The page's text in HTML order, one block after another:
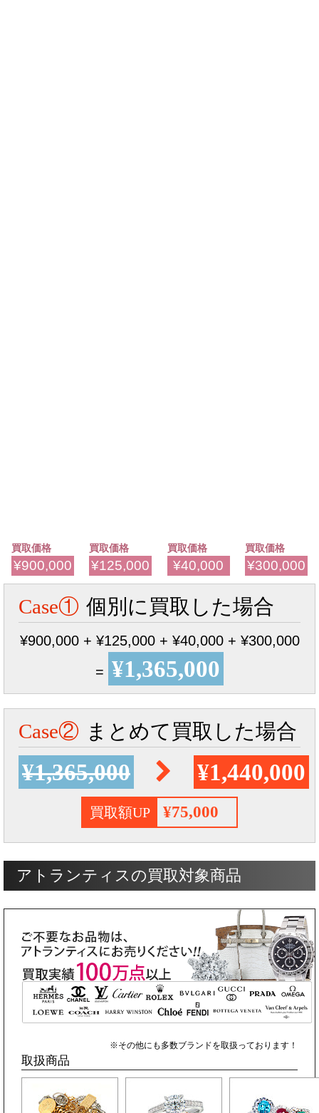
買取価格
¥900,000
買取価格
¥125,000
買取価格
¥40,000
買取価格
¥300,000
Case① 個別に買取した場合
¥900,000 + ¥125,000 + ¥40,000 + ¥300,000
= ¥1,365,000
Case② まとめて買取した場合
¥1,365,000 ¥1,440,000
買取額UP ¥75,000
アトランティスの買取対象商品
※その他にも多数ブランドを取扱っております！
取扱商品